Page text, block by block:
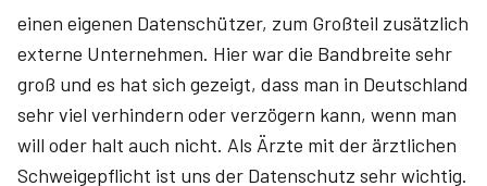
einen eigenen Datenschützer, zum Großteil zusätzlich
externe Unternehmen. Hier war die Bandbreite sehr
groß und es hat sich gezeigt, dass man in Deutschland
sehr viel verhindern oder verzögern kann, wenn man
will oder halt auch nicht. Als Ärzte mit der ärztlichen
Schweigepflicht ist uns der Datenschutz sehr wichtig.